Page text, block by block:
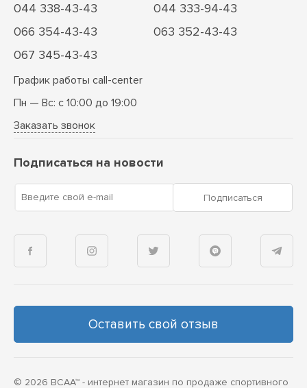
044 338-43-43
044 333-94-43
066 354-43-43
063 352-43-43
067 345-43-43
График работы call-center
Пн — Вс: с 10:00 до 19:00
Заказать звонок
Подписаться на новости
Введите свой e-mail Подписаться
Оставить свой отзыв
© 2026 BCAA™ - интернет магазин по продаже спортивного